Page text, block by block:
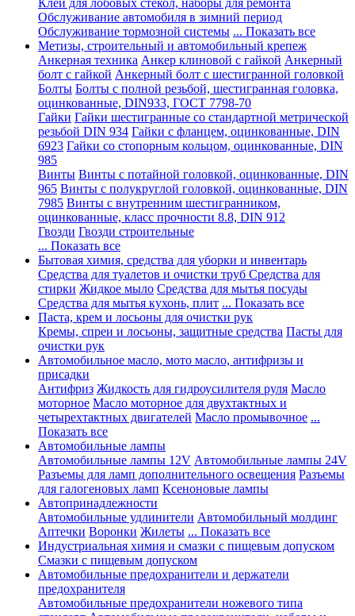
Клей для лобовых стекол, наборы для ремонта
Обслуживание автомобиля в зимний период
Обслуживание тормозной системы ... Показать все
Метизы, строительный и автомобильный крепеж
Анкерная техника Анкер клиновой с гайкой Анкерный
болт с гайкой Анкерный болт с шестигранной головкой
Болты Болты с полной резьбой, шестигранная головка,
оцинкованные, DIN933, ГОСТ 7798-70
Гайки Гайки шестигранные со стандартной метрической
резьбой DIN 934 Гайки с фланцем, оцинкованные, DIN
6923 Гайки со стопорным кольцом, оцинкованные, DIN
985
Винты Винты с потайной головкой, оцинкованные, DIN
965 Винты с полукруглой головкой, оцинкованные, DIN
7985 Винты с внутренним шестигранником,
оцинкованные, класс прочности 8.8, DIN 912
Гвозди Гвозди строительные
... Показать все
Бытовая химия, средства для уборки и инвентарь
Средства для туалетов и очистки труб Средства для
стирки Жидкое мыло Средства для мытья посуды
Средства для мытья кухонь, плит ... Показать все
Паста, крем и лосьоны для очистки рук
Кремы, спреи и лосьоны, защитные средства Пасты для
очистки рук
Автомобильное масло, мото масло, антифризы и
присадки
Антифриз Жидкость для гидроусилителя руля Масло
моторное Масло моторное для двухтактных и
четырехтактных двигателей Масло промывочное ...
Показать все
Автомобильные лампы
Автомобильные лампы 12V Автомобильные лампы 24V
Разъемы для ламп дополнительного освещения Разъемы
для галогеновых ламп Ксеноновые лампы
Автопринадлежности
Автомобильные удлинители Автомобильный молдинг
Аптечки Воронки Жилеты ... Показать все
Индустриальная химия и смазки с пищевым допуском
Смазки с пищевым допуском
Автомобильные предохранители и держатели
предохранителя
Автомобильные предохранители ножевого типа